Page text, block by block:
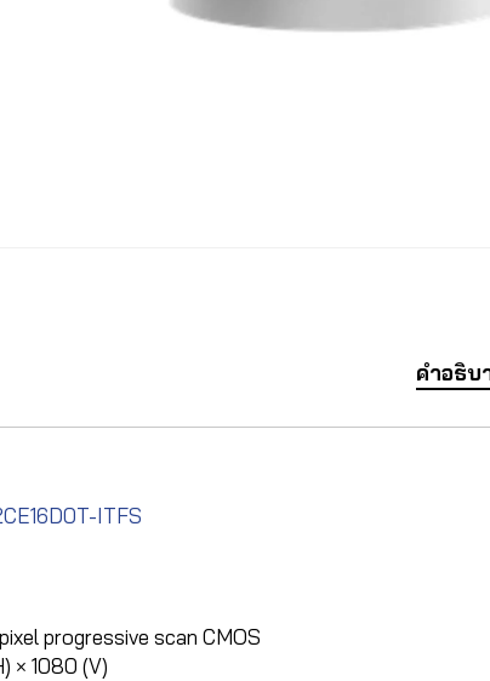
คำอธิบ
ITFS
progressive scan CMOS
× 1080 (V)